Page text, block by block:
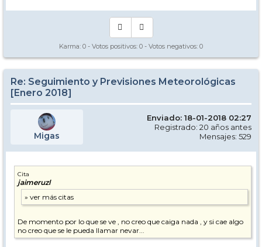
Karma: 0 - Votos positivos: 0 - Votos negativos: 0
Re: Seguimiento y Previsiones Meteorológicas
[Enero 2018]
Migas
Enviado: 18-01-2018 02:27
Registrado: 20 años antes
Mensajes: 529
Cita
jaimeruzl
De momento por lo que se ve , no creo que caiga nada , y si cae algo
no creo que se le pueda llamar nevar...